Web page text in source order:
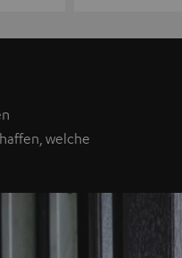
welche